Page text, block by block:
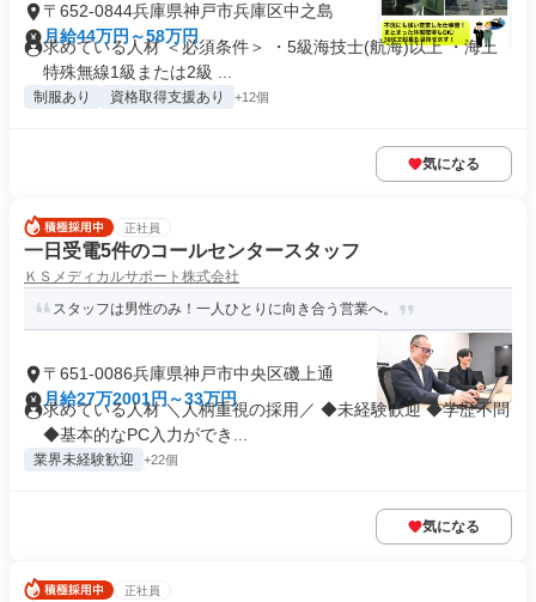
〒652-0844兵庫県神戸市兵庫区中之島
月給44万円～58万円
求めている人材 ＜必須条件＞ ・5級海技士(航海)以上 ・海上
特殊無線1級または2級 ...
制服あり 資格取得支援あり +12個
気になる
正社員
一日受電5件のコールセンタースタッフ
ＫＳメディカルサポート株式会社
スタッフは男性のみ！一人ひとりに向き合う営業へ。
〒651-0086兵庫県神戸市中央区磯上通
月給27万2001円～33万円
求めている人材 ＼人柄重視の採用／ ◆未経験歓迎 ◆学歴不問
◆基本的なPC入力ができ...
業界未経験歓迎 +22個
気になる
正社員